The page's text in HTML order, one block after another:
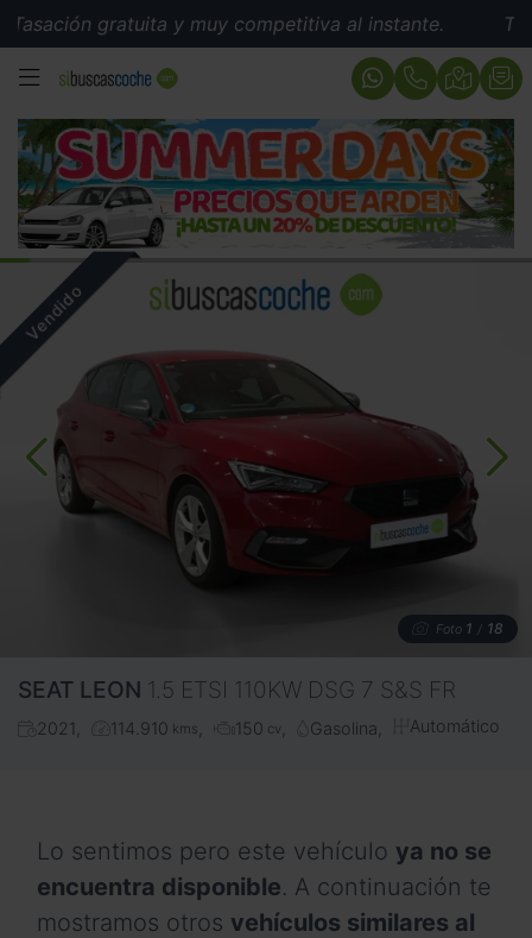
gratuita y muy competitiva al instante.
MENÚ
Foto 1 / 18
SEAT LEON 1.5 ETSI 110KW DSG 7 S&S FR
2021 114.910 kms 150 cv Gasolina Automático
Lo sentimos pero este vehículo ya no se
encuentra disponible. A continuación te
mostramos otros vehículos similares al